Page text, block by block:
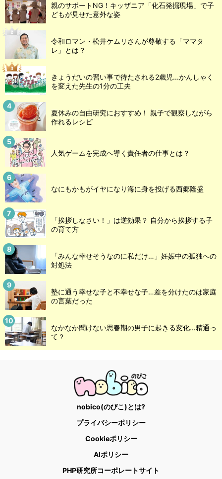
親のサポートNG！キッザニア「化石発掘現場」で子
どもが見せた意外な姿
令和ロマン・松井ケムリさんが尊敬する「ママタ
レ」とは？
きょうだいの習い事で待たされる2歳児...かんしゃく
を変えた先生の1分の工夫
夏休みの自由研究におすすめ！ 親子で観察しながら
作れるレシピ
人気ゲームを完成へ導く責任者の仕事とは？
なにもかもがイヤになり海に身を投げる西郷隆盛
「挨拶しなさい！」は逆効果？ 自分から挨拶する子
の育て方
「みんな幸せそうなのに私だけ…」妊娠中の孤独への
対処法
塾に通う幸せな子と不幸せな子…差を分けたのは家庭
の言葉だった
なかなか聞けない思春期の男子に起きる変化…精通っ
て？
nobico(のびこ)とは?
プライバシーポリシー
Cookieポリシー
AIポリシー
PHP研究所コーポレートサイト